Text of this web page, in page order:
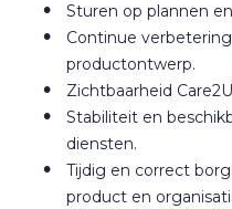
Sturen op plannen
Continue
productontwerp.
Zichtbaarheid
Stabiliteit en
diensten.
Tijdig en correct
product en